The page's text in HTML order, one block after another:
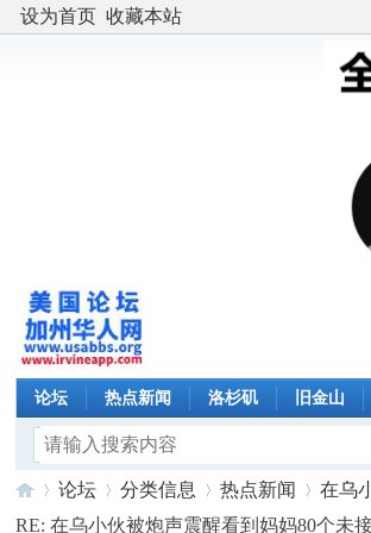
设为首页 收藏本站
论坛 热点新闻 洛杉矶 旧金山
论坛 分类信息 热点新闻 在乌
RE: 在乌小伙被炮声震醒看到妈妈80个未